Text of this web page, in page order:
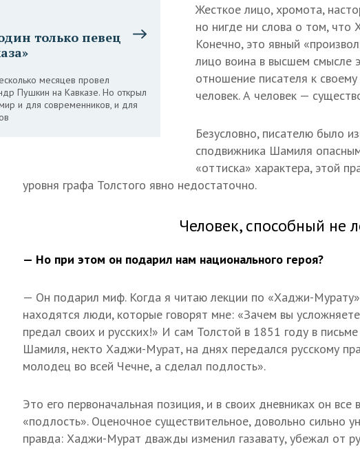
только певец
месяцев провел
Пушкин на Кавказе. Но открыл
и для современников, и для
Жесткое лицо, хромота,
но нигде ни слова о том, что
Конечно, это явный
лицо воина в высшем смысле
отношение писателя к
человек. А человек —
Безусловно, писателю было
сподвижника Шамиля
«оттиска» характера, этой
уровня графа Толстого явно недостаточно.
Человек, способный не
— Но при этом он подарил нам национального героя?
— Он подарил миф. Когда я читаю лекции по «Хаджи-Мурату»
находятся люди, которые говорят мне: «Зачем вы
предал своих и русских!» И сам Толстой в 1851 году в
Шамиля, некто Хаджи-Мурат, на днях передался русскому
молодец во всей Чечне, а сделал подлость».
Это его первоначальная позиция, и в своих дневниках он
«подлость». Оценочное существительное, довольно сильно
правда: Хаджи-Мурат дважды изменил газавату, убежал от